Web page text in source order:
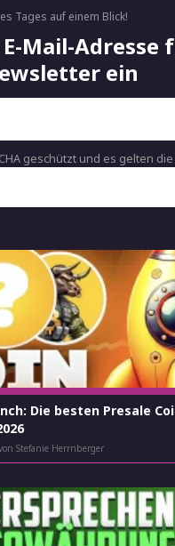
Tages auf einem Blick!
Mail-Adresse
ein
geschützt und es gelten die
Die besten Presale
Stefanie Herrnberger